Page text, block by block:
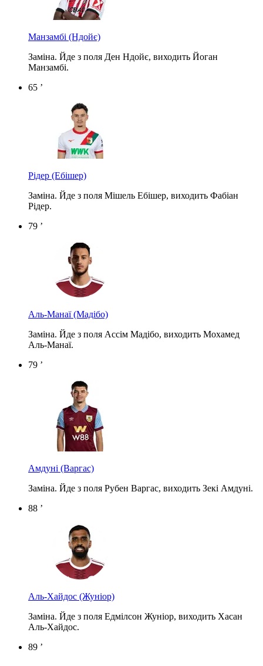
Манзамбі (Ндойє)
Заміна. Йде з поля Ден Ндойє, виходить Йоган
Манзамбі.
65 ’
Рідер (Ебішер)
Заміна. Йде з поля Мішель Ебішер, виходить Фабіан
Рідер.
79 ’
Аль-Манаї(Мадібо)
Заміна. Йде з поля Ассім Мадібо, виходить Мохамед
Аль-Манаї.
79 ’
Амдуні (Варгас)
Заміна. Йде з поля Рубен Варгас, виходить Зекі Амдуні.
88 ’
Аль-Хайдос (Жуніор)
Заміна. Йде з поля Едмілсон Жуніор, виходить Хасан
Аль-Хайдос.
89 ’